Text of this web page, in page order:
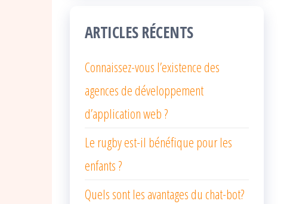
ARTICLES RÉCENTS
Connaissez-vous l’existence des
agences de développement
d’application web ?
Le rugby est-il bénéfique pour les
enfants ?
Quels sont les avantages du chat-bot?